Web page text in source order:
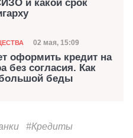
и какой срок
Дата публикации
02 мая, 15:09
оформить кредит на
без согласия. Как
беды
#Кредиты